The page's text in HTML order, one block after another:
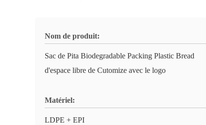
Nom de produit:
Sac de Pita Biodegradable Packing Plastic Bread
d'espace libre de Cutomize avec le logo
Matériel:
LDPE + EPI